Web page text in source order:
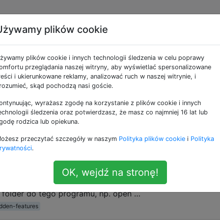
jako mac
obecnie kilka linii komputerów Macintosh
oraz notebooki: MacBook, MacBook Air i MacBook
wszystkich pytań związanych z rzeczywistym
porady dotyczące terminalu w systemie Mac
odpowiedź. Moim ulubionym jest open . Otwiera
Możesz także przekazywać adresy URL, obrazy,
nazwę programu za pomocą opcji -a, możesz
folder do tego programu, np. open …
features
plików cookie
plików cookie i innych technologii śledzenia w celu poprawy
przeglądania naszej witryny, aby wyświetlać spersonalizowane
i ukierunkowane reklamy, analizować ruch w naszej witrynie, i
skąd pochodzą nasi goście.
wyrażasz zgodę na korzystanie z plików cookie i innych
śledzenia oraz potwierdzasz, że masz co najmniej 16 lat lub
rodzica lub opiekuna.
przeczytać szczegóły w naszym Polityka plików cookie i Polityka
.
OK, wejdź na stronę!